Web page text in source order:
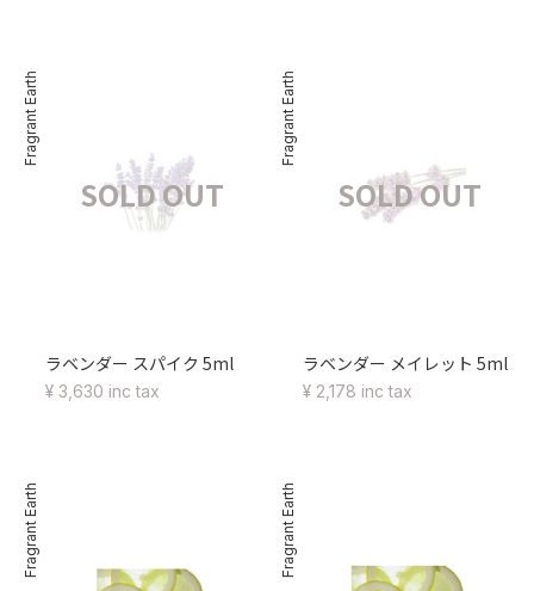
Fragrant Earth
SOLD OUT
ラベンダー スパイク 5ml
¥ 3,630 inc tax
Fragrant Earth
SOLD OUT
ラベンダー メイレット 5ml
¥ 2,178 inc tax
Fragrant Earth Fragrant Earth